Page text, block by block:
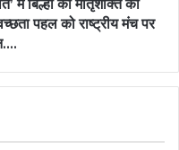
में बिल्हा की मातृशक्ति का
पहल को राष्ट्रीय मंच पर